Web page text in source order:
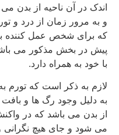
اندک در آن ناحیه از بدن می
و به مرور زمان از درد و
که برای شخص عمل کننده
پیش در بخش مذکور می باشد
با خود به همراه دارد.
لازم به ذکر است که تورم به
به دلیل وجود رگ ها و بافت
از بدن می باشد که در واکنش
می شود و جای هیچ نگرانی